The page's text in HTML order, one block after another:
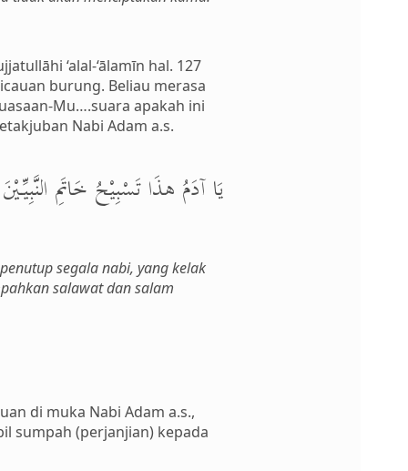
‘alal-‘ālamīn hal. 127
burung. Beliau merasa
Mu….suara apakah ini
Nabi Adam a.s.
يَا آدَمُ هذَا تَسْبِيْحُ خَاتَمِ
segala nabi, yang kelak
salawat dan salam
di muka Nabi Adam a.s.,
sumpah (perjanjian) kepada